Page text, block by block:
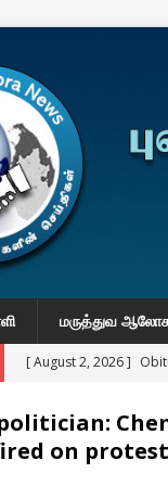
மருத்துவ
[ August 2, 2026 ]
[ August 2, 2026 ]
on